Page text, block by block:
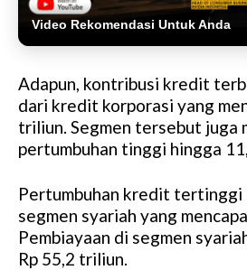
Video Rekomendasi Untuk Anda
Adapun, kontribusi kredit
dari kredit korporasi yang
triliun. Segmen tersebut juga
pertumbuhan tinggi hingga
Pertumbuhan kredit
segmen syariah yang
Pembiayaan di segmen
Rp 55,2 triliun.